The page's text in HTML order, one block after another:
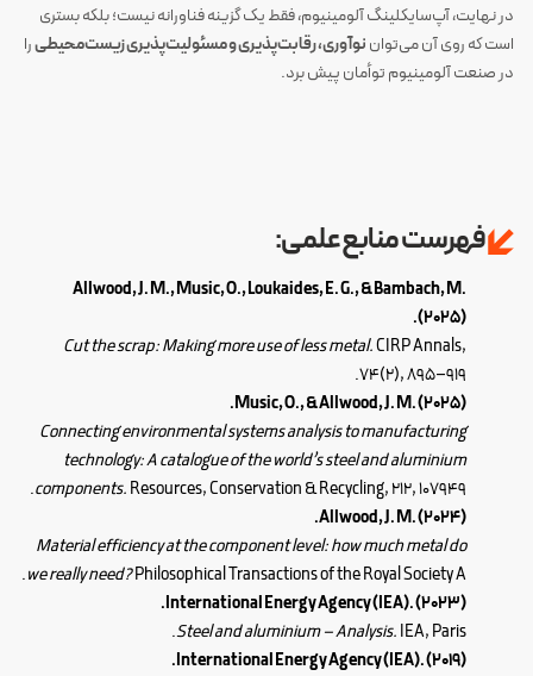
در نهایت، آپ‌سایکلینگ آلومینیوم، فقط یک گزینه فناورانه نیست؛ بلکه بستری
است که روی آن می‌تواننوآوری، رقابت‌پذیری و مسئولیت‌پذیری زیست‌محیطیرا
در صنعت آلومینیوم توأمان پیش برد.
فهرست منابع علمی:
Allwood, J. M., Music, O., Loukaides, E. G., & Bambach, M.
(2025).
Cut the scrap: Making more use of less metal.CIRP Annals,
74(2), 895–919
.
Music, O., & Allwood, J. M. (2025).
Connecting environmental systems analysis to manufacturing
technology: A catalogue of the world’s steel and aluminium
components.Resources, Conservation & Recycling, 212, 107949
.
Allwood, J. M. (2024).
Material efficiency at the component level: how much metal do
we really need?Philosophical Transactions of the Royal Society A
.
International Energy Agency (IEA). (2023).
Steel and aluminium – Analysis.IEA, Paris.
International Energy Agency (IEA). (2019).